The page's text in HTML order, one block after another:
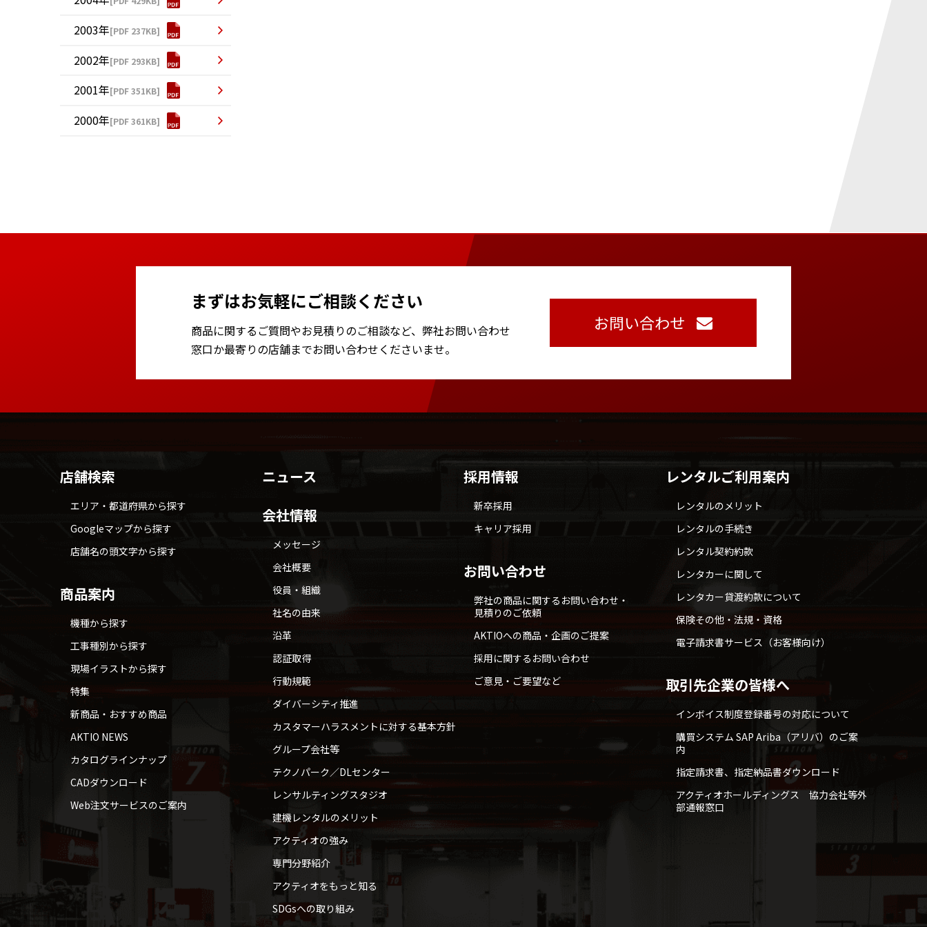
2003年[PDF 237KB]
2002年[PDF 293KB]
2001年[PDF 351KB]
2000年[PDF 361KB]
まずはお気軽にご相談ください
商品に関するご質問やお見積りのご相談など、 弊社お問い合わせ
窓口か最寄りの店舗までお問い合わせくださいませ。
お問い合わせ
店舗検索
エリア・都道府県から探す
Googleマップから探す
店舗名の頭文字から探す
商品案内
機種から探す
工事種別から探す
現場イラストから探す
特集
新商品・おすすめ商品
AKTIO NEWS
カタログラインナップ
CADダウンロード
Web注文サービスのご案内
ニュース
会社情報
メッセージ
会社概要
役員・組織
社名の由来
沿革
認証取得
行動規範
ダイバーシティ推進
カスタマーハラスメントに対する基本方針
グループ会社等
テクノパーク／DLセンター
レンサルティングスタジオ
建機レンタルのメリット
アクティオの強み
専門分野紹介
アクティオをもっと知る
SDGsへの取り組み
採用情報
新卒採用
キャリア採用
お問い合わせ
弊社の商品に関するお問い合わせ・
見積りのご依頼
AKTIOへの商品・企画のご提案
採用に関するお問い合わせ
ご意見・ご要望など
レンタルご利用案内
レンタルのメリット
レンタルの手続き
レンタル契約約款
レンタカーに関して
レンタカー貸渡約款について
保険その他・法規・資格
電子請求書サービス（お客様向け）
取引先企業の皆様へ
インボイス制度登録番号の対応について
購買システム SAP Ariba（アリバ）のご案
内
指定請求書、指定納品書ダウンロード
アクティオホールディングス 協力会社等外
部通報窓口